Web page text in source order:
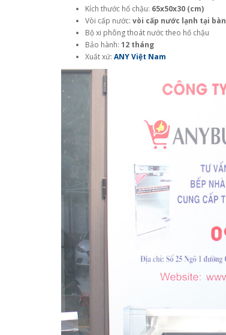
Kích thước hố chậu: 65x50x30 (cm)
Vòi cấp nước: vòi cấp nước lạnh tại bàn
Bộ xi phông thoát nước theo hố chậu
Bảo hành: 12 tháng
Xuất xứ: ANY Việt Nam